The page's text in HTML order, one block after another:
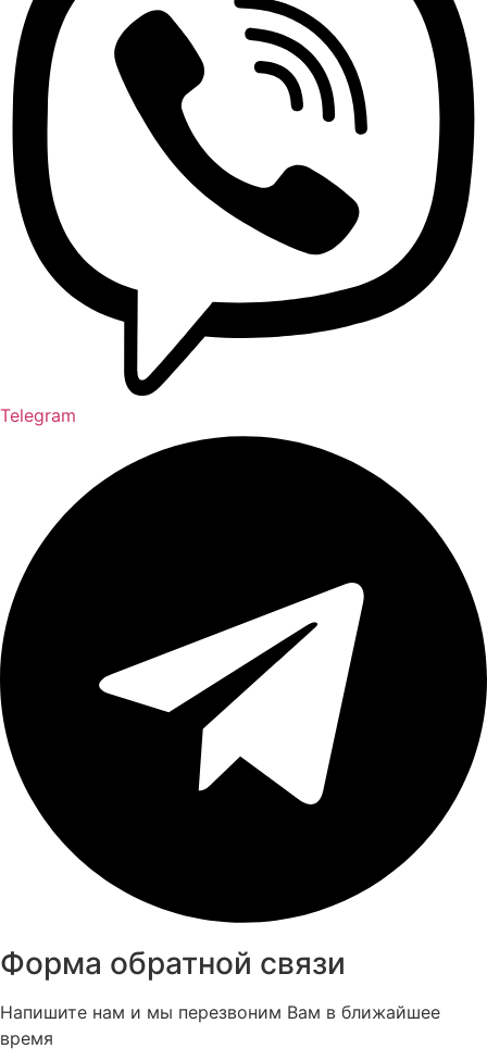
Telegram
Форма обратной связи
Напишите нам и мы перезвоним Вам в ближайшее
время